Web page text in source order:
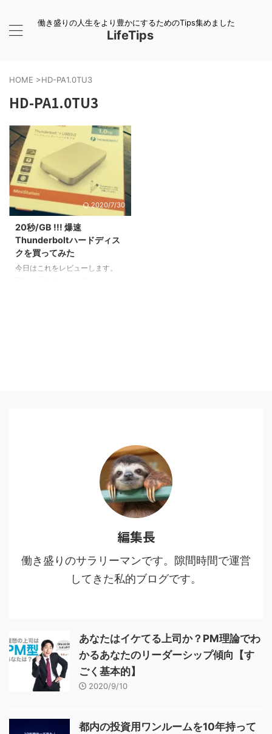
働き盛りの人生をより豊かにするためのTips集めました
LifeTips
HOME >HD-PA1.0TU3
HD-PA1.0TU3
2020/7/30
20秒/GB !!! 爆速
Thunderboltハードディス
クを買ってみた
今日はこれをレビューします。
ったと思った点は、２、転送速度
編集長
働き盛りのサラリーマンです。隙間時間で運営
してきた私的ブログです。
あなたはイケてる上司か？PM理論でわ
かるあなたのリーダーシップ傾向【す
ごく基本的】
2020/9/10
都内の投資用ワンルームを10年持って